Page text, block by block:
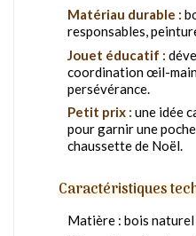
Matériau durable :
responsables,
Jouet éducatif :
coordination œil-
persévérance.
Petit prix : une idée
pour garnir une
chaussette de Noël.
Caractéristiques
Matière : bois naturel